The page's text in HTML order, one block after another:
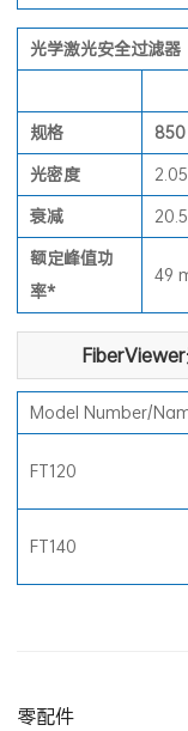
光学激光安全过滤器
规格
光密度
2.05
衰减
额定峰值功
率*
49
Model Number/
FT120
FT140
零配件